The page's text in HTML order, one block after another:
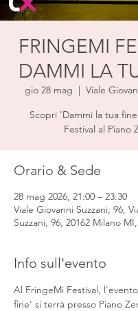
FRINGEMI
DAMMI LA
gio 28 mag
  |
Viale
Scopri 'Dammi la tua
Festival al Piano
Orario & Sede
28 mag 2026, 21:00 – 23:30
Viale Giovanni Suzzani, 96,
Suzzani, 96, 20162 Milano
Info sull'evento
Al FringeMi Festival,
fine' si terrà presso Piano